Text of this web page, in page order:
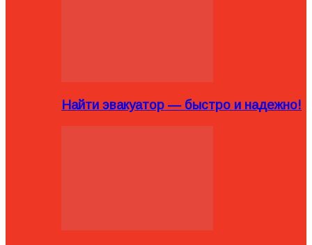
Найти эвакуатор — быстро и надежно!